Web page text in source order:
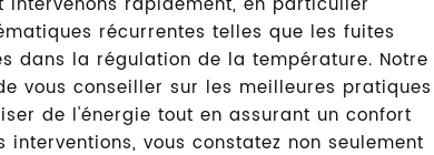
récurrentes telles que les fuites
dans la régulation de la température. Notre
vous conseiller sur les meilleures pratiques
de l'énergie tout en assurant un confort
interventions, vous constatez non seulement